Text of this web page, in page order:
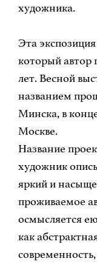
художника.
Эта
который автор
лет. Весной
названием
Минска, в
Москве.
Название
художник
яркий и
проживаемое
осмысляется
как